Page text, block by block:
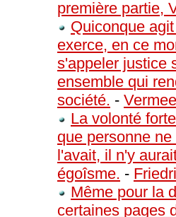
première partie,
Quiconque
exerce, en ce
s'appeler justice
ensemble qui
société. -
La volonté
que personne
l'avait, il n'y
égoîsme. -
Même pour la
certaines pages